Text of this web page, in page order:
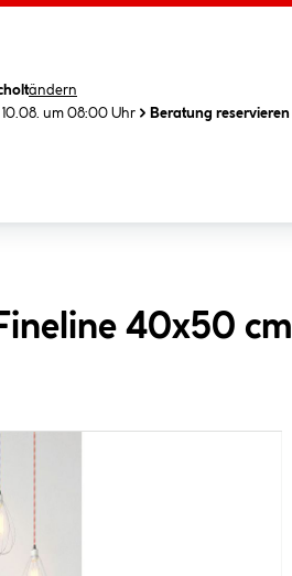
ändern
um 08:00 Uhr
Beratung reservieren
40x50 cm